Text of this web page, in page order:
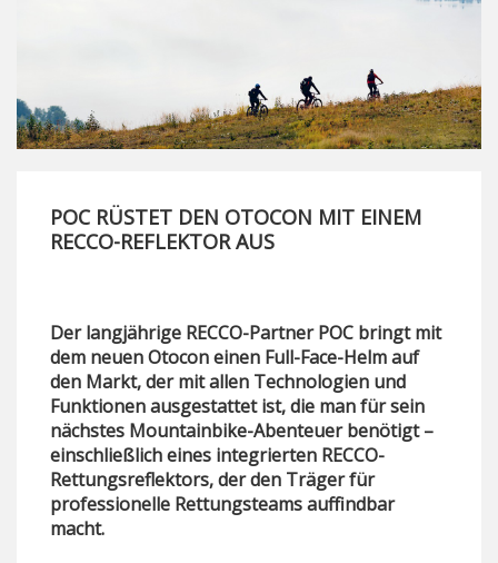
POC RÜSTET DEN OTOCON MIT EINEM
RECCO-REFLEKTOR AUS
Der langjährige RECCO-Partner POC bringt mit
dem neuen Otocon einen Full-Face-Helm auf
den Markt, der mit allen Technologien und
Funktionen ausgestattet ist, die man für sein
nächstes Mountainbike-Abenteuer benötigt –
einschließlich eines integrierten RECCO-
Rettungsreflektors, der den Träger für
professionelle Rettungsteams auffindbar
macht.